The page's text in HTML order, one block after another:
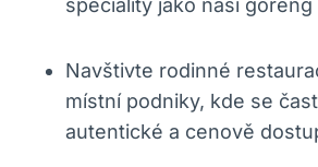
Navštivte rodinné
místní podniky, kde se
autentické a cenově